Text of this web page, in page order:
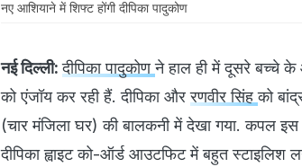
नए आशियाने में शिफ्ट होंगी दीपिका पादुकोण
नई दिल्ली: दीपिका पादुकोणने हाल ही में दूसरे बच्चे
को एंजॉय कर रही हैं. दीपिका औररणवीर सिंहको
(चार मंजिला घर) की बालकनी में देखा गया. कपल इस
दीपिका ह्वाइट को-ऑर्ड आउटफिट में बहुत स्टाइलिश